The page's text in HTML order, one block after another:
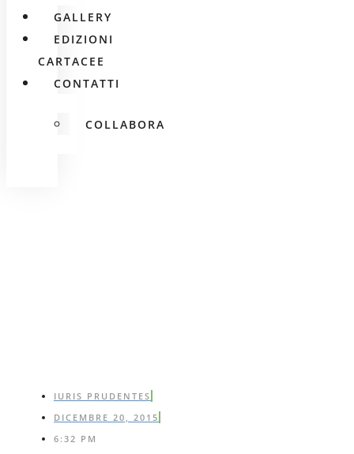
GALLERY
EDIZIONI
CARTACEE
CONTATTI
COLLABORA
IURIS PRUDENTES
DICEMBRE 20, 2015
6:32 PM